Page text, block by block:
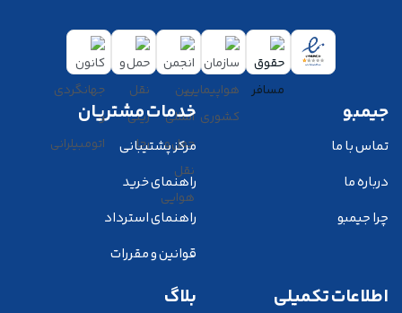
جیمبو
تماس با ما
درباره ما
چرا جیمبو
خدمات مشتریان
مرکز پشتیبانی
راهنمای خرید
راهنمای استرداد
قوانین و مقررات
اطلاعات تکمیلی بلاگ